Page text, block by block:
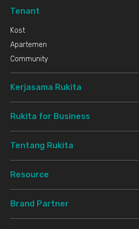
Tenant
Kost
Apartemen
Community
Kerjasama Rukita
Rukita for Business
Tentang Rukita
Resource
Brand Partner